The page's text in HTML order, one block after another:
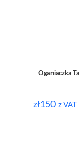
Oganiaczka
zł150 z VAT